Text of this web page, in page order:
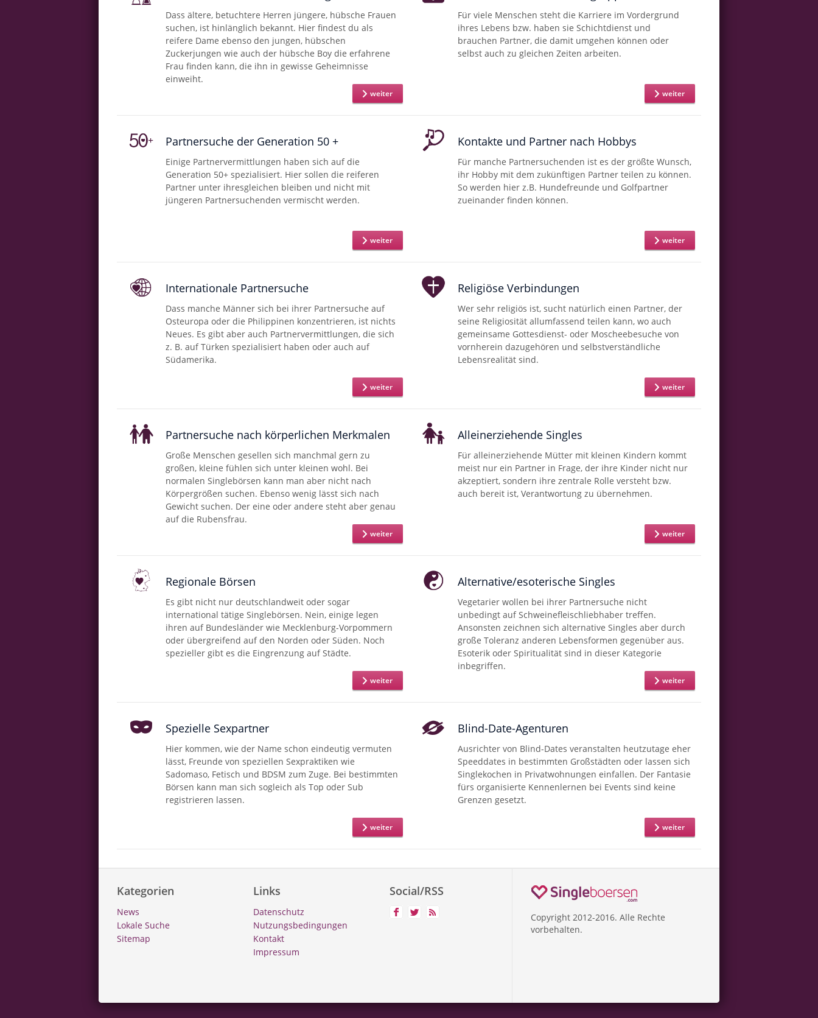
Dass ältere, betuchtere Herren jüngere, hübsche Frauen
suchen, ist hinlänglich bekannt. Hier findest du als
reifere Dame ebenso den jungen, hübschen
Zuckerjungen wie auch der hübsche Boy die erfahrene
Frau finden kann, die ihn in gewisse Geheimnisse
einweiht.
weiter
Für viele Menschen steht die Karriere im Vordergrund
ihres Lebens bzw. haben sie Schichtdienst und
brauchen Partner, die damit umgehen können oder
selbst auch zu gleichen Zeiten arbeiten.
weiter
Partnersuche der Generation 50 +
Einige Partnervermittlungen haben sich auf die
Generation 50+ spezialisiert. Hier sollen die reiferen
Partner unter ihresgleichen bleiben und nicht mit
jüngeren Partnersuchenden vermischt werden.
weiter
Kontakte und Partner nach Hobbys
Für manche Partnersuchenden ist es der größte Wunsch,
ihr Hobby mit dem zukünftigen Partner teilen zu können.
So werden hier z.B. Hundefreunde und Golfpartner
zueinander finden können.
weiter
Internationale Partnersuche
Dass manche Männer sich bei ihrer Partnersuche auf
Osteuropa oder die Philippinen konzentrieren, ist nichts
Neues. Es gibt aber auch Partnervermittlungen, die sich
z. B. auf Türken spezialisiert haben oder auch auf
Südamerika.
weiter
Religiöse Verbindungen
Wer sehr religiös ist, sucht natürlich einen Partner, der
seine Religiosität allumfassend teilen kann, wo auch
gemeinsame Gottesdienst- oder Moscheebesuche von
vornherein dazugehören und selbstverständliche
Lebensrealität sind.
weiter
Partnersuche nach körperlichen Merkmalen
Große Menschen gesellen sich manchmal gern zu
großen, kleine fühlen sich unter kleinen wohl. Bei
normalen Singlebörsen kann man aber nicht nach
Körpergrößen suchen. Ebenso wenig lässt sich nach
Gewicht suchen. Der eine oder andere steht aber genau
auf die Rubensfrau.
weiter
Alleinerziehende Singles
Für alleinerziehende Mütter mit kleinen Kindern kommt
meist nur ein Partner in Frage, der ihre Kinder nicht nur
akzeptiert, sondern ihre zentrale Rolle versteht bzw.
auch bereit ist, Verantwortung zu übernehmen.
weiter
Regionale Börsen
Es gibt nicht nur deutschlandweit oder sogar
international tätige Singlebörsen. Nein, einige legen
ihren auf Bundesländer wie Mecklenburg-Vorpommern
oder übergreifend auf den Norden oder Süden. Noch
spezieller gibt es die Eingrenzung auf Städte.
weiter
Alternative/esoterische Singles
Vegetarier wollen bei ihrer Partnersuche nicht
unbedingt auf Schweinefleischliebhaber treffen.
Ansonsten zeichnen sich alternative Singles aber durch
große Toleranz anderen Lebensformen gegenüber aus.
Esoterik oder Spiritualität sind in dieser Kategorie
inbegriffen.
weiter
Spezielle Sexpartner
Hier kommen, wie der Name schon eindeutig vermuten
lässt, Freunde von speziellen Sexpraktiken wie
Sadomaso, Fetisch und BDSM zum Zuge. Bei bestimmten
Börsen kann man sich sogleich als Top oder Sub
registrieren lassen.
weiter
Blind-Date-Agenturen
Ausrichter von Blind-Dates veranstalten heutzutage eher
Speeddates in bestimmten Großstädten oder lassen sich
Singlekochen in Privatwohnungen einfallen. Der Fantasie
fürs organisierte Kennenlernen bei Events sind keine
Grenzen gesetzt.
weiter
Kategorien
News
Lokale Suche
Sitemap
Links
Datenschutz
Nutzungsbedingungen
Kontakt
Impressum
Social/RSS
Copyright 2012-2016. Alle Rechte
vorbehalten.